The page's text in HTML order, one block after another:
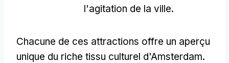
l'agitation de la ville.
Chacune de ces attractions offre un aperçu
unique du riche tissu culturel d'Amsterdam.